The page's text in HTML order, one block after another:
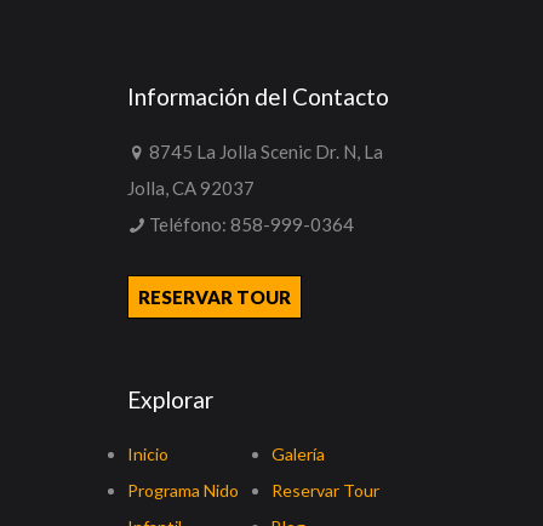
Información del Contacto
8745 La Jolla Scenic Dr. N, La
Jolla, CA 92037
Teléfono: 858-999-0364
RESERVAR TOUR
Explorar
Inicio
Programa Nido
Galería
Reservar Tour